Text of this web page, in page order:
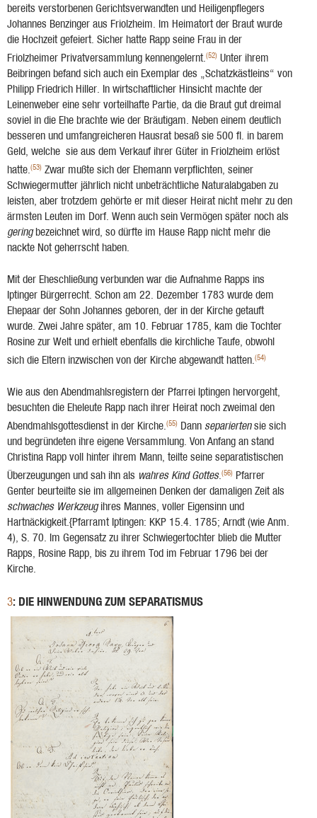
bereits verstorbenen Gerichtsverwandten und Heiligenpflegers
Johannes Benzinger aus Friolzheim. Im Heimatort der Braut wurde
die Hochzeit gefeiert. Sicher hatte Rapp seine Frau in der
Friolzheimer Privatversammlung kennengelernt.(52) Unter ihrem
Beibringen befand sich auch ein Exemplar des „Schatzkästleins“ von
Philipp Friedrich Hiller. In wirtschaft­licher Hin­sicht machte der
Leinenweber eine sehr vorteilhafte Partie, da die Braut gut dreimal
soviel in die Ehe brachte wie der Bräutigam. Neben einem deutlich
besseren und umfangrei­cheren Hausrat besaß sie 500 fl. in barem
Geld, welche sie aus dem Verkauf ihrer Güter in Friolzheim erlöst
hatte.(53) Zwar mußte sich der Ehemann verpflichten, seiner
Schwiegermut­ter jährlich nicht unbeträchtliche Naturalabgaben zu
leisten, aber trotzdem gehörte er mit dieser Heirat nicht mehr zu den
ärmsten Leuten im Dorf. Wenn auch sein Vermögen später noch als
geringbezeichnet wird, so dürfte im Hause Rapp nicht mehr die
nackte Not geherrscht haben.
Mit der Eheschließung verbunden war die Aufnahme Rapps ins
Iptinger Bürgerrecht. Schon am 22. Dezember 1783 wurde dem
Ehepaar der Sohn Johannes geboren, der in der Kirche getauft
wurde. Zwei Jahre später, am 10. Februar 1785, kam die Tochter
Rosine zur Welt und erhielt ebenfalls die kirchliche Taufe, obwohl
sich die Eltern inzwischen von der Kirche ab­gewandt hatten.(54)
Wie aus den Abendmahlsregistern der Pfarrei Iptingen hervorgeht,
besuchten die Eheleute Rapp nach ihrer Heirat noch zweimal den
Abendmahlsgottesdienst in der Kirche.(55) Dann separiertensie sich
und begründeten ihre eigene Versammlung. Von Anfang an stand
Chri­stina Rapp voll hinter ihrem Mann, teilte seine separatistischen
Überzeugungen und sah ihn als wahres Kind Gottes.(56) Pfarrer
Genter beurteilte sie im allgemeinen Denken der damaligen Zeit als
schwaches Werkzeugihres Mannes, voller Eigensinn und
Hartnäckigkeit.{Pfarramt Iptingen: KKP 15.4. 1785; Arndt (wie Anm.
4), S. 70. Im Ge­gensatz zu ihrer Schwiegertochter blieb die Mutter
Rapps, Rosine Rapp, bis zu ihrem Tod im Februar 1796 bei der
Kirche.
3: DIE HINWENDUNG ZUM SEPARATISMUS